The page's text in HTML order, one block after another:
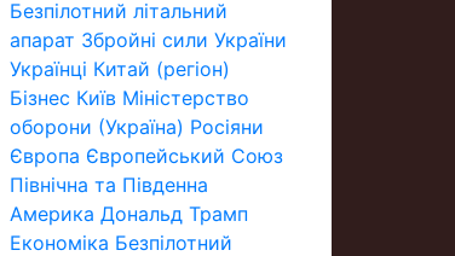
Безпілотний літальний
апарат Збройні сили України
Українці Китай (регіон)
Бізнес Київ Міністерство
оборони (Україна) Росіяни
Європа Європейський Союз
Північна та Південна
Америка Дональд Трамп
Економіка Безпілотний